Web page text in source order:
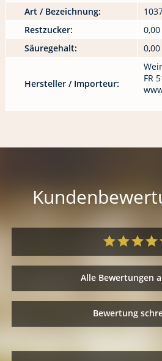
Art / Bezeichnung:
Restzucker:
0,00
Säuregehalt:
0,00
Hersteller / Importeur:
FR
Alle Bewertungen
Bewertung